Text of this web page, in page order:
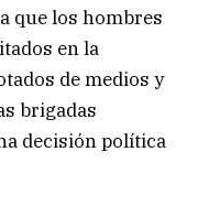
que los hombres
en la
de medios y
brigadas
decisión política